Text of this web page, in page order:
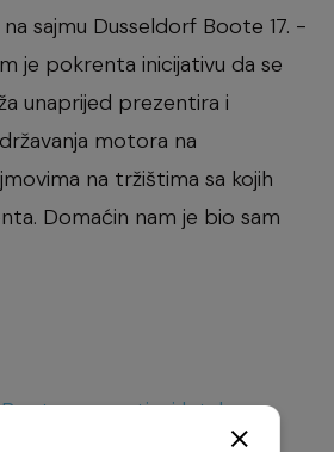
sajmu Dusseldorf Boote 17. -
je pokrenta inicijativu da se
unaprijed prezentira i
motora na
na tržištima sa kojih
Domaćin nam je bio sam
promotivni letak